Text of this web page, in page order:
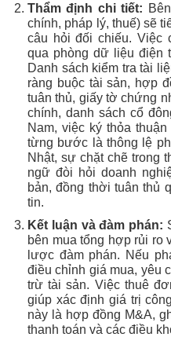
Thẩm định chi tiết:
chính, pháp lý, thuế) sẽ
câu hỏi đối chiếu. Việc
qua phòng dữ liệu điện
Danh sách kiểm tra tài
ràng buộc tài sản, hợp
tuân thủ, giấy tờ chứng
chính, danh sách cổ
Nam, việc ký thỏa
từng bước là thông lệ
Nhật, sự chặt chẽ trong
ngữ đòi hỏi doanh
bản, đồng thời tuân thủ
tin.
Kết luận và đàm phán:
bên mua tổng hợp rủi ro
lược đàm phán. Nếu
điều chỉnh giá mua, yêu
trừ tài sản. Việc thuê
giúp xác định giá trị
này là hợp đồng M&A,
thanh toán và các điều